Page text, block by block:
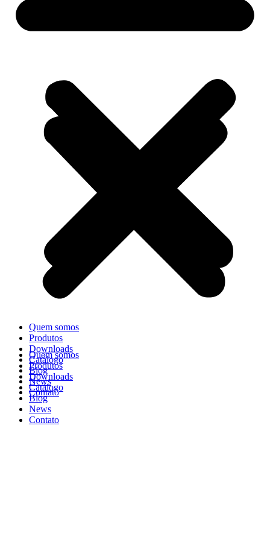
Quem somos
Produtos
Downloads
Catálogo
Blog
News
Contato
Quem somos
Produtos
Downloads
Catálogo
Blog
News
Contato